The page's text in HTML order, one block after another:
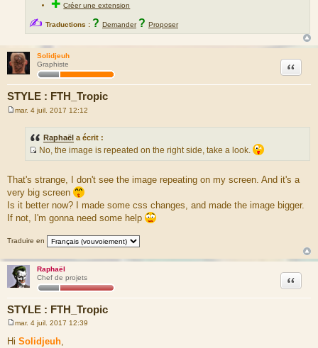
✚Créer une extension
✍ Traductions : ? Demander ? Proposer
Solidjeuh
Graphiste
STYLE : FTH_Tropic
Citation
mar. 4 juil. 2017 12:12
Raphaël a écrit :
u
r
c
e
m
e
s
s
a
g
e
No, the image is repeated on the right side, take a look.
That's strange, I don't see the image repeating on my screen. And it's a
very big screen
Is it better now? I made some css changes, and made the image bigger.
If not, I'm gonna need some help
Traduire en
Raphaël
Chef de projets
STYLE : FTH_Tropic
Citation
e
mar. 4 juil. 2017 12:39
Hi Solidjeuh,